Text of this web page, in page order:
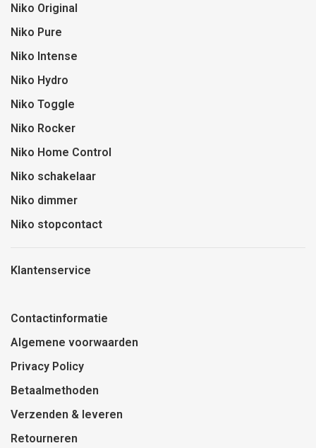
Niko Original
Niko Pure
Niko Intense
Niko Hydro
Niko Toggle
Niko Rocker
Niko Home Control
Niko schakelaar
Niko dimmer
Niko stopcontact
Klantenservice
Contactinformatie
Algemene voorwaarden
Privacy Policy
Betaalmethoden
Verzenden & leveren
Retourneren